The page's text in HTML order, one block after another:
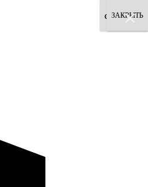
×
×
×
×
согласен
×
×
ЗАКРЫТЬ
×
×